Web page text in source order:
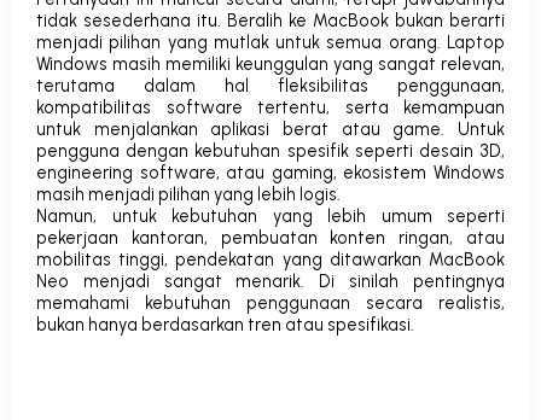
tidak sesederhana itu. Beralih ke MacBook bukan berarti
menjadi pilihan yang mutlak untuk semua orang. Laptop
Windows masih memiliki keunggulan yang sangat relevan,
terutama dalam hal fleksibilitas penggunaan,
kompatibilitas software tertentu, serta kemampuan
untuk menjalankan aplikasi berat atau game. Untuk
pengguna dengan kebutuhan spesifik seperti desain 3D,
engineering software, atau gaming, ekosistem Windows
masih menjadi pilihan yang lebih logis.
Namun, untuk kebutuhan yang lebih umum seperti
pekerjaan kantoran, pembuatan konten ringan, atau
mobilitas tinggi, pendekatan yang ditawarkan MacBook
Neo menjadi sangat menarik. Di sinilah pentingnya
memahami kebutuhan penggunaan secara realistis,
bukan hanya berdasarkan tren atau spesifikasi.